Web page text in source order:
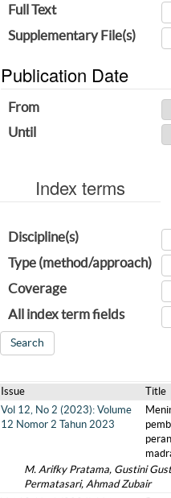
Full Text
Supplementary File(s)
Publication Date
From
Until
Index terms
Discipline(s)
Type (method/approach)
Coverage
All index term fields
Issue
Title
Vol 12, No 2 (2023): Volume
12 Nomor 2 Tahun 2023
M. Arifky Pratama, Gustini
Permatasari, Ahmad Zubair